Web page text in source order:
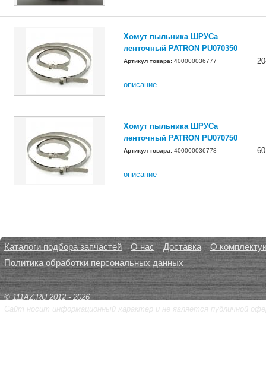
Хомут пыльника ШРУСа
ленточный PATRON PU070350
Артикул товара: 400000036777
описание
Хомут пыльника ШРУСа
ленточный PATRON PU070750
Артикул товара: 400000036778
описание
Каталоги подбора запчастей О нас Доставка
О
Политика обработки персональных данных
© 111AZ.RU 2012 - 2026
Сайт носит информационный характер и не является публичной